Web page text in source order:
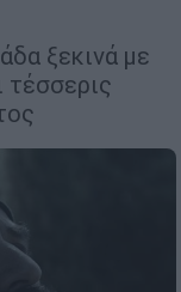
ξεκινά με
τέσσερις